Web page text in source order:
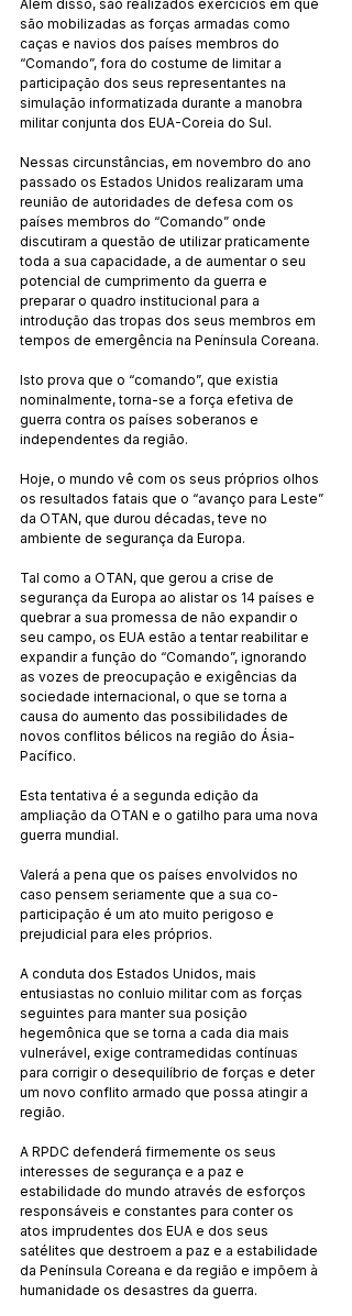
Além disso, são realizados exercícios em que
são mobilizadas as forças armadas como
caças e navios dos países membros do
“Comando”, fora do costume de limitar a
participação dos seus representantes na
simulação informatizada durante a manobra
militar conjunta dos EUA-Coreia do Sul.
Nessas circunstâncias, em novembro do ano
passado os Estados Unidos realizaram uma
reunião de autoridades de defesa com os
países membros do “Comando” onde
discutiram a questão de utilizar praticamente
toda a sua capacidade, a de aumentar o seu
potencial de cumprimento da guerra e
preparar o quadro institucional para a
introdução das tropas dos seus membros em
tempos de emergência na Península Coreana.
Isto prova que o “comando”, que existia
nominalmente, torna-se a força efetiva de
guerra contra os países soberanos e
independentes da região.
Hoje, o mundo vê com os seus próprios olhos
os resultados fatais que o “avanço para Leste”
da OTAN, que durou décadas, teve no
ambiente de segurança da Europa.
Tal como a OTAN, que gerou a crise de
segurança da Europa ao alistar os 14 países e
quebrar a sua promessa de não expandir o
seu campo, os EUA estão a tentar reabilitar e
expandir a função do “Comando”, ignorando
as vozes de preocupação e exigências da
sociedade internacional, o que se torna a
causa do aumento das possibilidades de
novos conflitos bélicos na região do Ásia-
Pacífico.
Esta tentativa é a segunda edição da
ampliação da OTAN e o gatilho para uma nova
guerra mundial.
Valerá a pena que os países envolvidos no
caso pensem seriamente que a sua co-
participação é um ato muito perigoso e
prejudicial para eles próprios.
A conduta dos Estados Unidos, mais
entusiastas no conluio militar com as forças
seguintes para manter sua posição
hegemônica que se torna a cada dia mais
vulnerável, exige contramedidas contínuas
para corrigir o desequilíbrio de forças e deter
um novo conflito armado que possa atingir a
região.
A RPDC defenderá firmemente os seus
interesses de segurança e a paz e
estabilidade do mundo através de esforços
responsáveis ​​e constantes para conter os
atos imprudentes dos EUA e dos seus
satélites que destroem a paz e a estabilidade
da Península Coreana e da região e impõem à
humanidade os desastres da guerra.